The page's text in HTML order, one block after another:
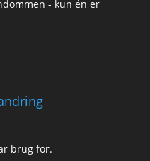
- kun én er
brug for.